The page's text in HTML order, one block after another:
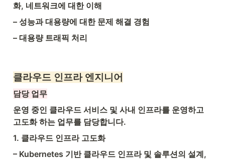
화, 네트워크에 대한 이해
– 성능과 대용량에 대한 문제 해결 경험
– 대용량 트래픽 처리
클라우드 인프라 엔지니어
담당 업무
운영 중인 클라우드 서비스 및 사내 인프라를 운영하고
고도화 하는 업무를 담당합니다.
1. 클라우드 인프라 고도화
– Kubernetes 기반 클라우드 인프라 및 솔루션의 설계,